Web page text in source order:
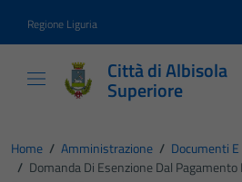
Regione Liguria
Città di Albisola
Superiore
Home / Amministrazione / Documenti
/ Domanda Di Esenzione Dal